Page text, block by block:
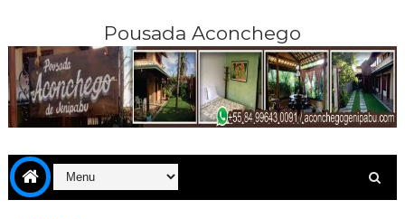
Pousada Aconchego